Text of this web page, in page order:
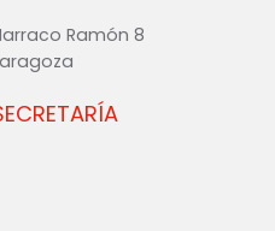
Ramón 8